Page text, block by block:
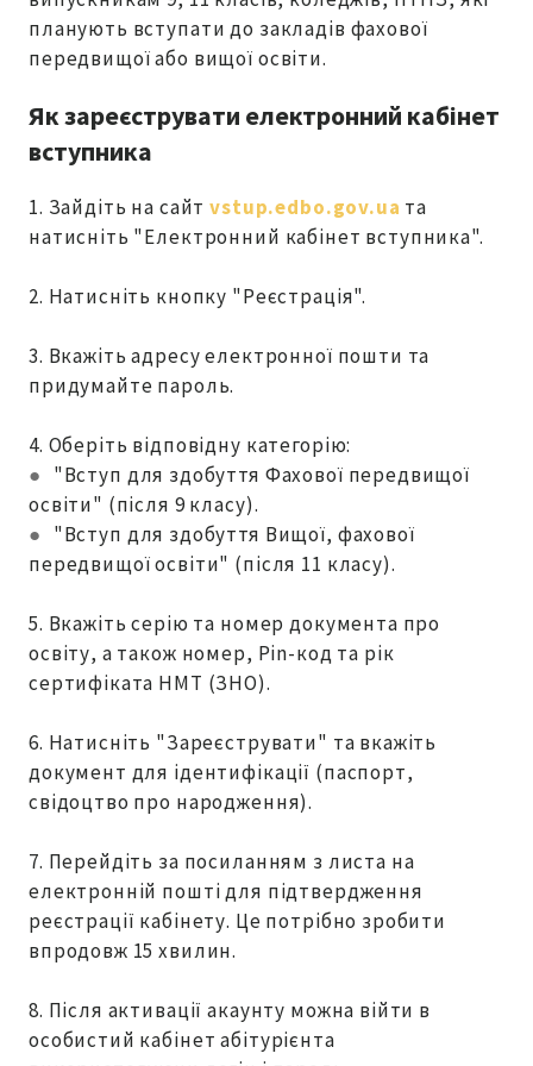
планують вступати до закладів фахової
передвищої або вищої освіти.
Як зареєструвати електронний кабінет
вступника
1. Зайдіть на сайтvstup.edbo.gov.ua та
натисніть "Електронний кабінет вступника".
2. Натисніть кнопку "Реєстрація".
3. Вкажіть адресу електронної пошти та
придумайте пароль.
4. Оберіть відповідну категорію:
● "Вступ для здобуття Фахової передвищої
освіти" (після 9 класу).
● "Вступ для здобуття Вищої, фахової
передвищої освіти" (після 11 класу).
5. Вкажіть серію та номер документа про
освіту, а також номер, Pin-код та рік
сертифіката НМТ (ЗНО).
6. Натисніть "Зареєструвати" та вкажіть
документ для ідентифікації (паспорт,
свідоцтво про народження).
7. Перейдіть за посиланням з листа на
електронній пошті для підтвердження
реєстрації кабінету. Це потрібно зробити
впродовж 15 хвилин.
8. Після активації акаунту можна війти в
особистий кабінет абітурієнта